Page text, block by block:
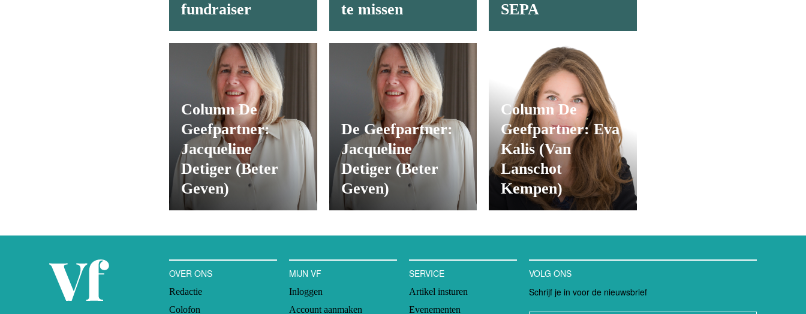
fundraiser
te missen
SEPA
Column De
Geefpartner:
Jacqueline
Detiger (Beter
Geven)
De Geefpartner:
Jacqueline
Detiger (Beter
Geven)
Column De
Geefpartner: Eva
Kalis (Van
Lanschot
Kempen)
OVER ONS
Redactie
Colofon
MIJN VF
Inloggen
Account aanmaken
SERVICE
Artikel insturen
Evenementen
VOLG ONS
Schrijf je in voor de nieuwsbrief